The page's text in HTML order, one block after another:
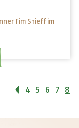
Tim Shieff im
Zurück
4 5 6 7 8